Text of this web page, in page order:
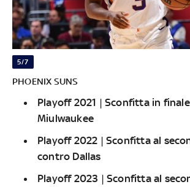
5/7
PHOENIX SUNS
Playoff 2021 | Sconfitta in
Miulwaukee
Playoff 2022 | Sconfitta al
contro Dallas
Playoff 2023 | Sconfitta al